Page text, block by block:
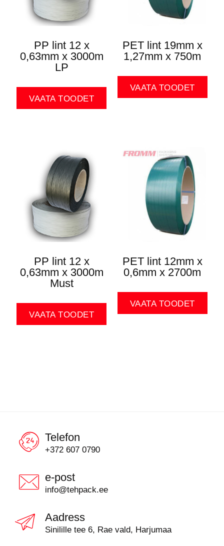
PP lint 12 x
0,63mm x 3000m
LP
VAATA TOODET
PET lint 19mm x
1,27mm x 750m
VAATA TOODET
PP lint 12 x
0,63mm x 3000m
Must
VAATA TOODET
PET lint 12mm x
0,6mm x 2700m
VAATA TOODET
Telefon
+372 607 0790
e-post
info@tehpack.ee
Aadress
Sinilille tee 6, Rae vald, Harjumaa